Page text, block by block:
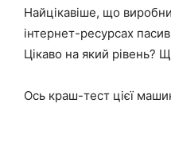
Найцікавіше, що
інтернет-ресурсах
Цікаво на який
Ось краш-тест цієї